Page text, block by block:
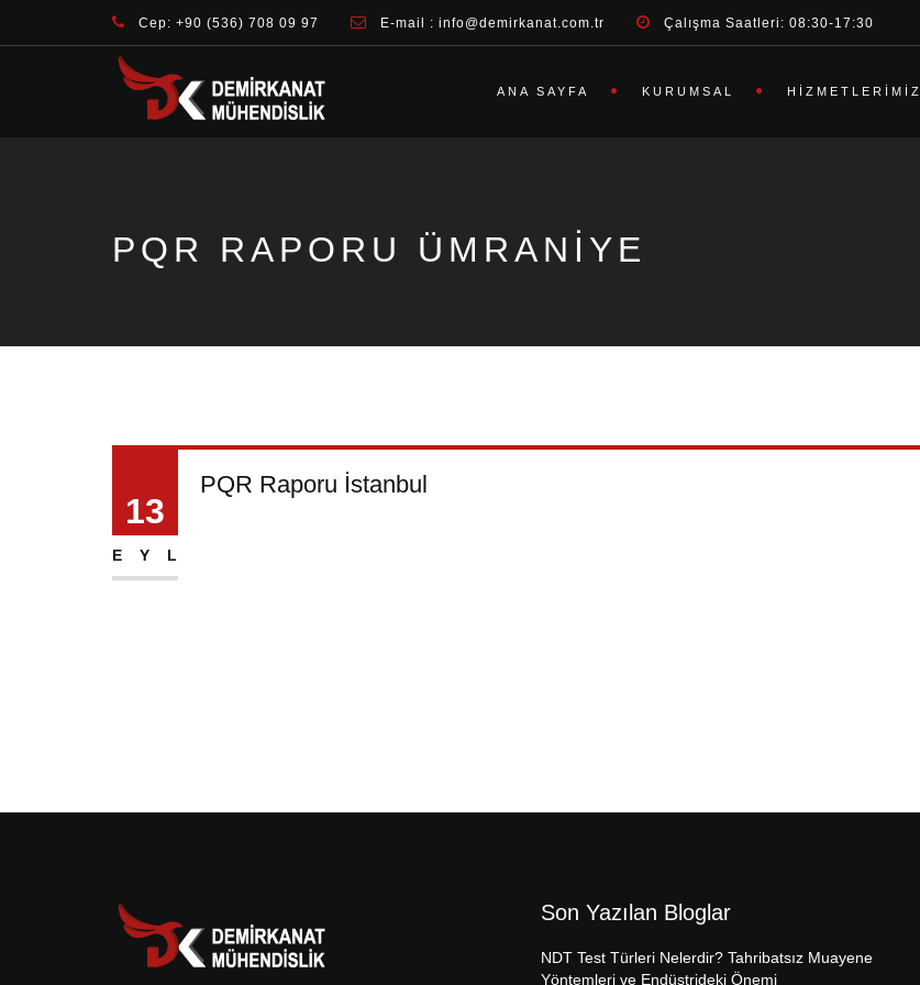
Cep: +90 (536) 708 09 97 E-mail : info@demirkanat.com.tr Çalışma Saatleri: 08:30-17:30
ANA SAYFA KURUMSAL HIZMETLERIMIZ
PQR RAPORU ÜMRANIYE
13
EYL
PQR Raporu İstanbul
Son Yazılan Bloglar
NDT Test Türleri Nelerdir? Tahribatsız Muayene
Yöntemleri ve Endüstrideki Önemi